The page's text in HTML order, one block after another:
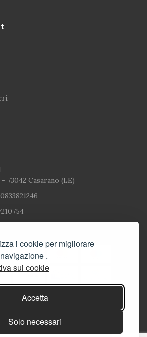
i cookie per migliorare
.
sui cookie
Accetta
Solo necessari
73042 Casarano (LE)